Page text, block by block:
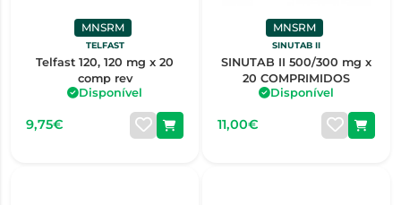
MNSRM
TELFAST
Telfast 120, 120 mg x 20
comp rev
Disponível
9,75€
MNSRM
SINUTAB II
SINUTAB II 500/300 mg x
20 COMPRIMIDOS
Disponível
11,00€